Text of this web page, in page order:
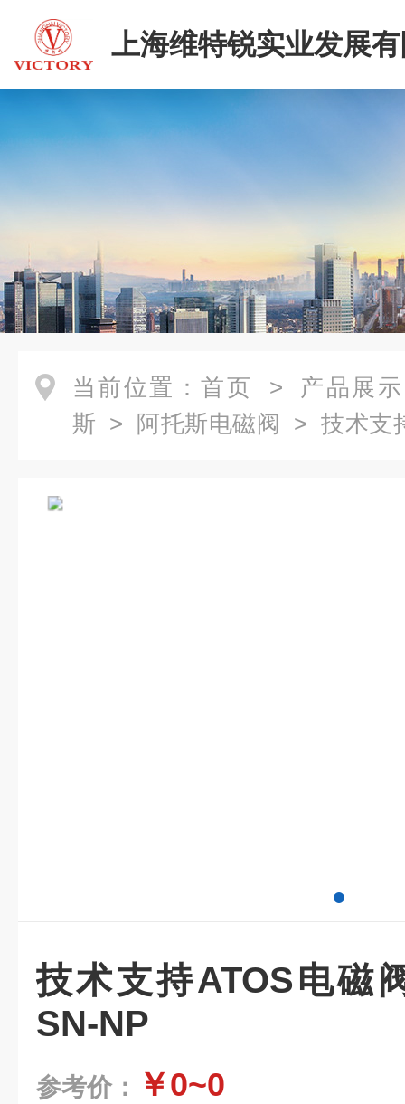
上海维特锐实业发展
当前位置： 首页 > 产品展示
斯 > 阿托斯电磁阀 > 技术支
技术支持ATOS电磁
SN-NP
参考价： ￥0~0